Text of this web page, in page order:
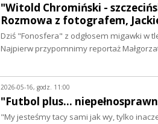
"Witold Chromiński -
Rozmowa z fotografem,
Dziś "Fonosfera" z odgłosem migawki w
Najpierw przypomnimy reportaż
2026-05-16, godz. 11:00
"Futbol plus...
"My jesteśmy tacy sami jak wy, tylko